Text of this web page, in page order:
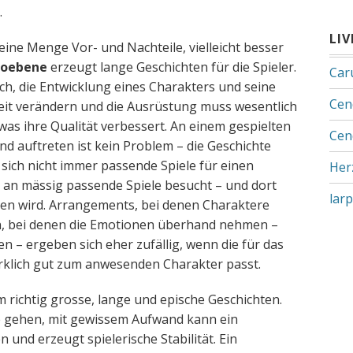
.
Menge Vor- und Nachteile, vielleicht besser
erzeugt lange Geschichten für die Spieler.
die Entwicklung eines Charakters und seine
verändern und die Ausrüstung muss wesentlich
ihre Qualität verbessert. An einem gespielten
auftreten ist kein Problem – die Geschichte
nicht immer passende Spiele für einen
mässig passende Spiele besucht – und dort
wird. Arrangements, bei denen Charaktere
denen die Emotionen überhand nehmen –
– ergeben sich eher zufällig, wenn die für das
gut zum anwesenden Charakter passt.
grosse, lange und epische Geschichten.
mit gewissem Aufwand kann ein
und erzeugt spielerische Stabilität. Ein